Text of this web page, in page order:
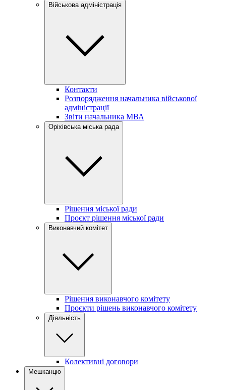
Військова адміністрація
Контакти
Розпорядження начальника військової
адміністрації
Звіти начальника МВА
Оріхівська міська рада
Рішення міської ради
Проєкт рішення міської ради
Виконавчий комітет
Рішення виконавчого комітету
Проєкти рішень виконавчого комітету
Діяльність
Колективні договори
Мешканцю